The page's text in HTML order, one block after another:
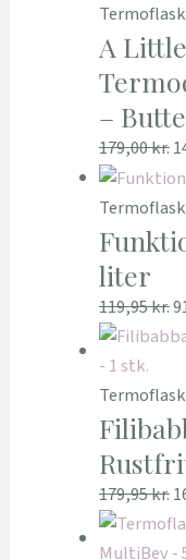
A
–
179,00kr.
liter
119,95kr.
179,95kr.